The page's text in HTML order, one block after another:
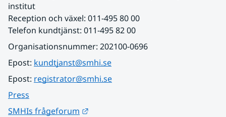
institut
Reception och växel: 011-495 80 00
Telefon kundtjänst: 011-495 82 00
Organisationsnummer: 202100-0696
Epost: kundtjanst@smhi.se
Epost: registrator@smhi.se
Press
SMHIs frågeforum